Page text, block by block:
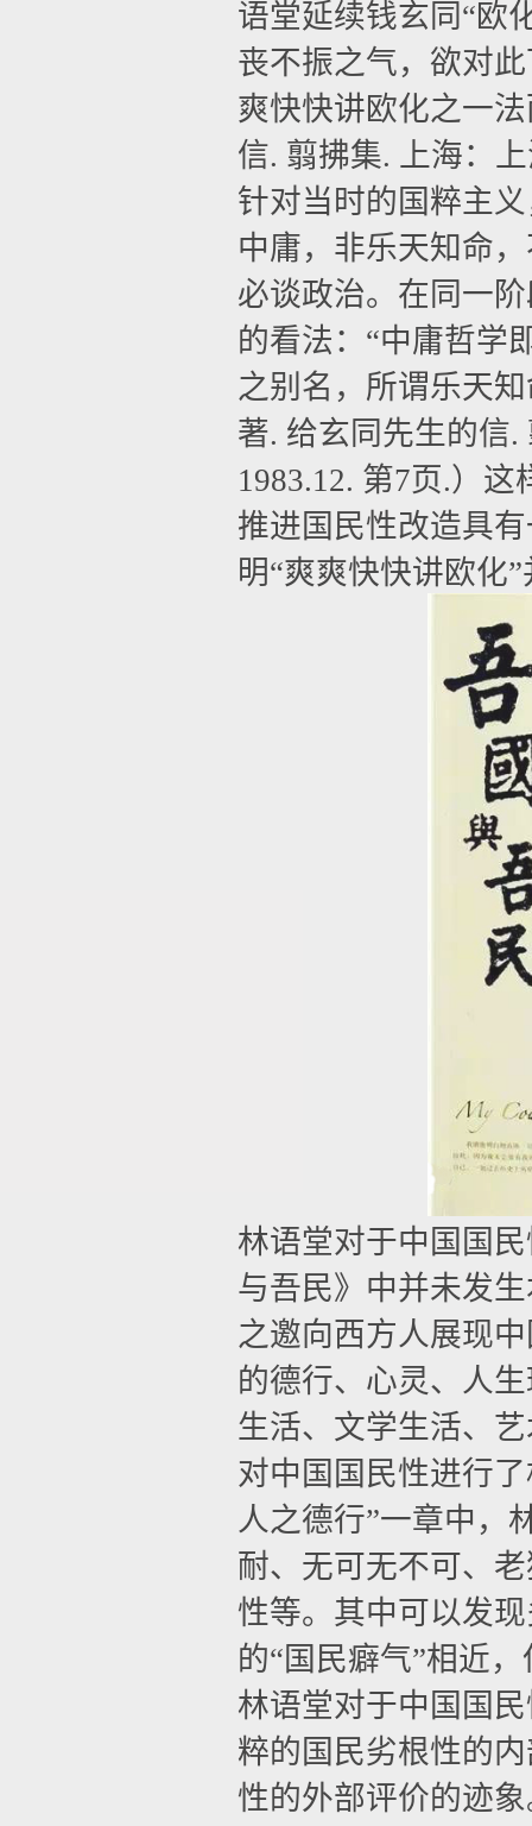
语堂延续钱玄同“欧
丧不振之气，欲对
爽快快讲欧化之一
信. 翦拂集. 上海：
针对当时的国粹主
中庸，非乐天知命
必谈政治。在同一
的看法：“中庸哲学
之别名，所谓乐天
著. 给玄同先生的信.
1983.12. 第7页.）这
推进国民性改造具
明“爽爽快快讲欧化
林语堂对于中国国
与吾民》中并未发
之邀向西方人展现
的德行、心灵、人
生活、文学生活、
对中国国民性进行
人之德行”一章中，
耐、无可无不可、
性等。其中可以发
的“国民癖气”相近
林语堂对于中国国
粹的国民劣根性的
性的外部评价的迹